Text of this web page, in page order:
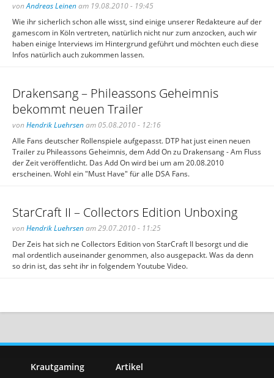
vonAndreas Leinenam 19.08.2010 - 19:45
Wie ihr sicherlich schon alle wisst, sind einige unserer Redakteure auf der
gamescom in Köln vertreten, natürlich nicht nur zum anzocken, auch wir
haben einige Interviews im Hintergrund geführt und möchten euch diese
Infos natürlich auch zukommen lassen.
Drakensang – Phileassons Geheimnis
bekommt neuen Trailer
von Hendrik Luehrsenam 05.08.2010 - 12:16
Alle Fans deutscher Rollenspiele aufgepasst. DTP hat just einen neuen
Trailer zu Phileassons Geheimnis, dem Add On zu Drakensang - Am Fluss
der Zeit veröffentlicht. Das Add On wird bei um am 20.08.2010
erscheinen. Wohl ein "Must Have" für alle DSA Fans.
StarCraft II – Collectors Edition Unboxing
von Hendrik Luehrsenam 29.07.2010 - 11:25
Der Zeis hat sich ne Collectors Edition von StarCraft II besorgt und die
mal ordentlich auseinander genommen, also ausgepackt. Was da denn
so drin ist, das seht ihr in folgendem Youtube Video.
Krautgaming
Artikel